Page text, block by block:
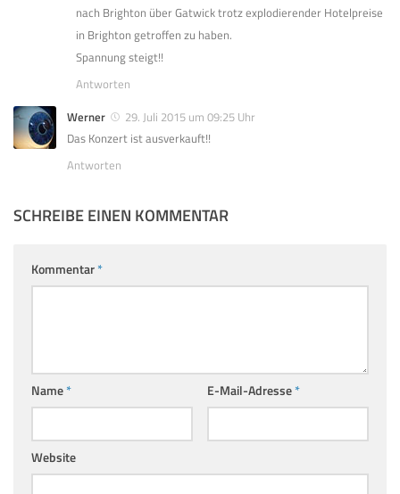
nach Brighton über Gatwick trotz explodierender Hotelpreise
in Brighton getroffen zu haben.
Spannung steigt!!
Antworten
Werner
29. Juli 2015 um 09:25 Uhr
Das Konzert ist ausverkauft!!
Antworten
SCHREIBE EINEN KOMMENTAR
Kommentar*
Name* E-Mail-Adresse*
Website